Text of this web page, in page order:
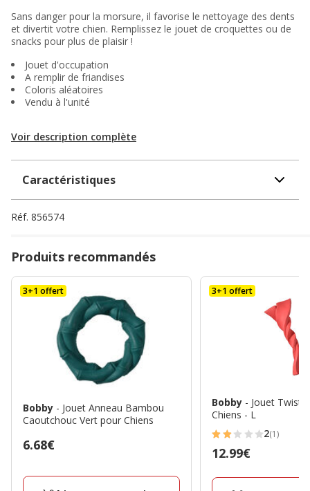
Sans danger pour la morsure, il favorise le nettoyage des dents
et divertit votre chien. Remplissez le jouet de croquettes ou de
snacks pour plus de plaisir !
Jouet d'occupation
A remplir de friandises
Coloris aléatoires
Vendu à l'unité
Voir description complète
Caractéristiques
Réf. 856574
Produits recommandés
3+1 offert
Bobby - Jouet Anneau Bambou
Caoutchouc Vert pour Chiens
Prix
6.68€
3+1 offert
Bobby - Jouet Twist
Chiens - L
2
étoiles
avec
2(1)
Prix
12.99€